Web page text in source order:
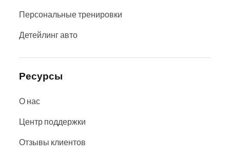
Персональные тренировки
Детейлинг авто
Ресурсы
О нас
Центр поддержки
Отзывы клиентов